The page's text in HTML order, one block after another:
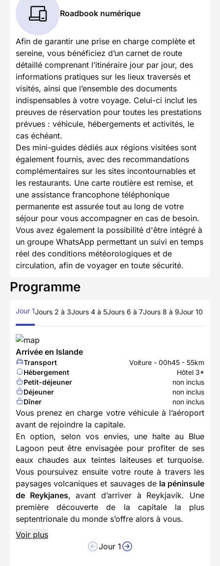
Roadbook numérique
Afin de garantir une prise en charge complète et
sereine, vous bénéficiez d’un carnet de route
détaillé comprenant l’itinéraire jour par jour, des
informations pratiques sur les lieux traversés et
visités, ainsi que l’ensemble des documents
indispensables à votre voyage. Celui-ci inclut les
preuves de réservation pour toutes les prestations
prévues : véhicule, hébergements et activités, le
cas échéant.
Des mini-guides dédiés aux régions visitées sont
également fournis, avec des recommandations
complémentaires sur les sites incontournables et
les restaurants. Une carte routière est remise, et
une assistance francophone téléphonique
permanente est assurée tout au long de votre
séjour pour vous accompagner en cas de besoin.
Vous avez également la possibilité d'être intégré à
un groupe WhatsApp permettant un suivi en temps
réel des conditions météorologiques et de
circulation, afin de voyager en toute sécurité.
Programme
Jour 1Jours 2 à 3Jours 4 à 5Jours 6 à 7Jours 8 à 9Jour 10
Arrivée en Islande
Transport
Voiture - 00h45 - 55km
Hébergement
Hôtel 3*
Petit-déjeuner
non inclus
Déjeuner
non inclus
Dîner
non inclus
Vous prenez en charge votre véhicule à l’aéroport
avant de rejoindre la capitale.
En option, selon vos envies, une halte au Blue
Lagoon peut être envisagée pour profiter de ses
eaux chaudes aux teintes laiteuses et turquoise.
Vous poursuivez ensuite votre route à travers les
paysages volcaniques et sauvages de la péninsule
de Reykjanes, avant d’arriver à Reykjavík. Une
première découverte de la capitale la plus
septentrionale du monde s’offre alors à vous.
Voir plus
Jour 1